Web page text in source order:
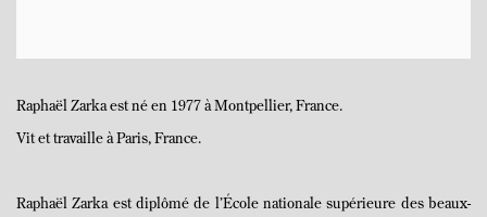
Raphaël Zarka est né en 1977 à Montpellier, France.
Vit et travaille à Paris, France.
Raphaël Zarka est diplômé de l’École nationale supérieure des beaux-